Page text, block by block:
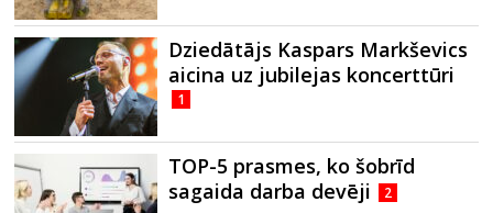
Dziedātājs Kaspars Markševics
aicina uz jubilejas koncerttūri
1
TOP-5 prasmes, ko šobrīd
sagaida darba devēji
2